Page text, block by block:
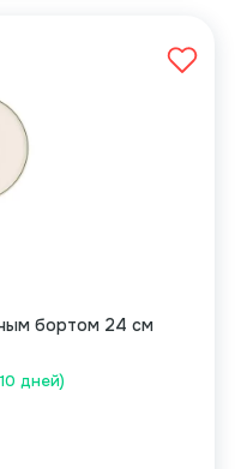
дней)
бортом 24 см